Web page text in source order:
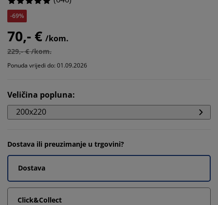
-69%
70,- € /kom.
229,- € /kom.
Ponuda vrijedi do: 01.09.2026
Veličina popluna:
200x220
Dostava ili preuzimanje u trgovini?
Dostava
Click&Collect